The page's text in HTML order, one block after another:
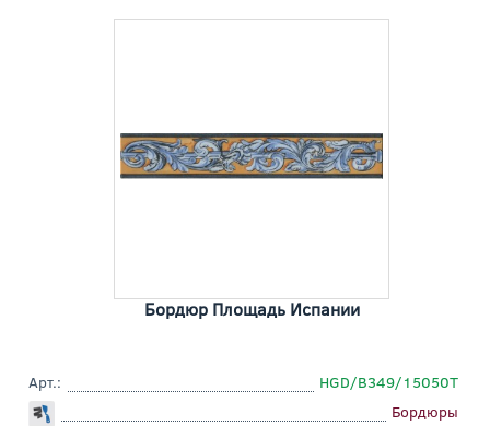
Бордюр Площадь Испании
Арт.:
HGD/B349/15050T
Бордюры